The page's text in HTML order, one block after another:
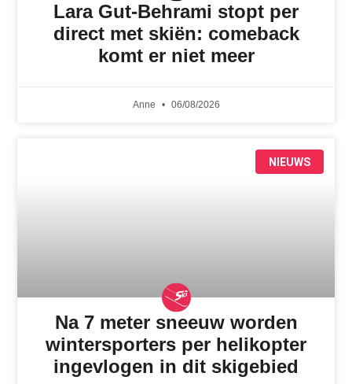
Lara Gut-Behrami stopt per
direct met skiën: comeback
komt er niet meer
Anne 06/08/2026
NIEUWS
Na 7 meter sneeuw worden
wintersporters per helikopter
ingevlogen in dit skigebied